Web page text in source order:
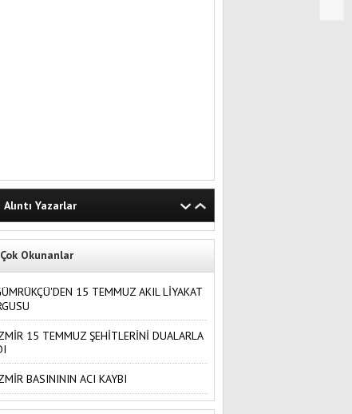
Alıntı Yazarlar
Okunanlar
15 TEMMUZ AKIL LİYAKAT
15 TEMMUZ ŞEHİTLERİNİ DUALARLA
BASINININ ACI KAYBI